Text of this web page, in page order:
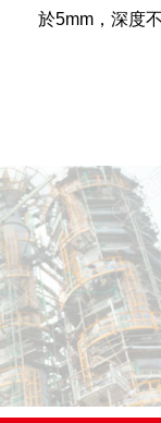
於5mm，深度